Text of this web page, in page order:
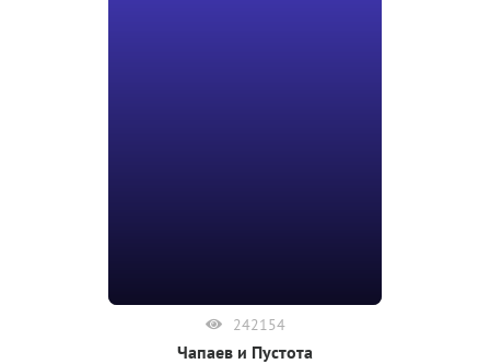
242154
Чапаев и Пустота